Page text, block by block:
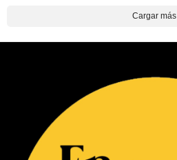
Cargar más